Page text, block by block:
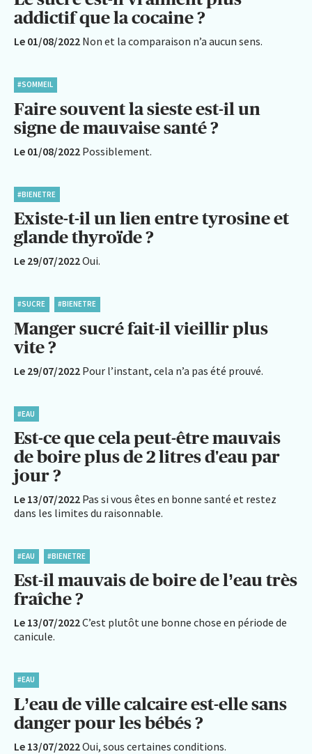
addictif que la cocaine ?
Le 01/08/2022 Non et la comparaison n’a aucun sens.
#SOMMEIL
Faire souvent la sieste est-il un
signe de mauvaise santé ?
Le 01/08/2022 Possiblement.
#BIENETRE
Existe-t-il un lien entre tyrosine et
glande thyroïde ?
Le 29/07/2022Oui.
#SUCRE #BIENETRE
Manger sucré fait-il vieillir plus
vite ?
Le 29/07/2022 Pour l’instant, cela n’a pas été prouvé.
#EAU
Est-ce que cela peut-être mauvais
de boire plus de 2 litres d'eau par
jour ?
Le 13/07/2022 Pas si vous êtes en bonne santé et restez
dans les limites du raisonnable.
#EAU #BIENETRE
Est-il mauvais de boire de l’eau très
fraîche ?
Le 13/07/2022C’est plutôt une bonne chose en période de
canicule.
#EAU
L’eau de ville calcaire est-elle sans
danger pour les bébés ?
Le 13/07/2022Oui, sous certaines conditions.